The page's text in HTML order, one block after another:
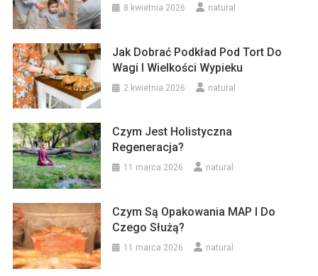
8 kwietnia 2026 natural
Jak Dobrać Podkład Pod Tort Do
Wagi I Wielkości Wypieku
2 kwietnia 2026 natural
Czym Jest Holistyczna
Regeneracja?
11 marca 2026 natural
Czym Są Opakowania MAP I Do
Czego Służą?
11 marca 2026 natural